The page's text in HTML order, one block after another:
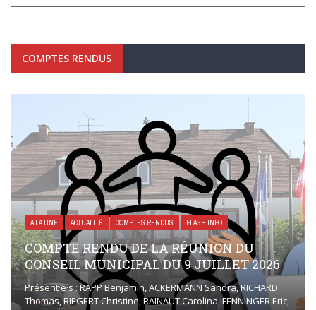
COMPTES RENDUS
A LA UNE ACTUALITÉ COMPTES RENDUS FLASH INFO
COMPTE RENDU DE LA RÉUNION DU
CONSEIL MUNICIPAL DU 9 JUILLET 2026
Présent·e·s : RAPP Benjamin, ACKERMANN Sandra, RICHARD
Thomas, RIEGERT Christine, RAINAUT Carolina, FENNINGER Eric,